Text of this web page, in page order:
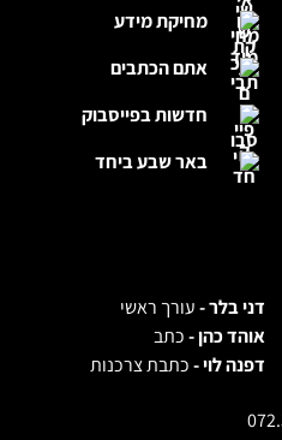
מחיקת מידע
אתם הכתבים
חדשות בפייסבוק
באר שבע ביחד
דני בלר -עורך ראשי
אוהד כהן -כתב
דפנה לוי -כתבת צרכנות